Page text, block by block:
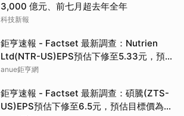
3,000 億元、前七月超去年全年
科技新報
鉅亨速報 - Factset 最新調查：Nutrien
Ltd(NTR-US)EPS預估下修至5.33元，預估
目標價為80.00元
anue鉅亨網
鉅亨速報 - Factset 最新調查：碩騰(ZTS-
US)EPS預估下修至6.5元，預估目標價為